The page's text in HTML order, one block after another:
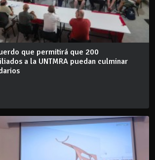
que permitirá que 200
a la UNTMRA puedan culminar